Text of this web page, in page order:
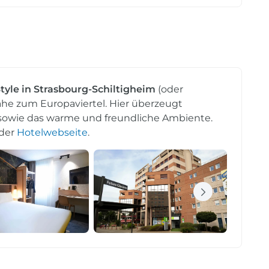
in Strasbourg-Schiltigheim (oder
zum Europaviertel. Hier überzeugt
das warme und freundliche Ambiente.
Hotelwebseite.